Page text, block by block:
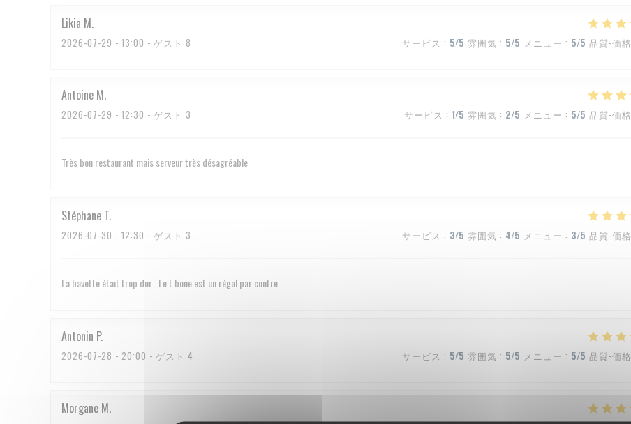
Likia M
2026-07-29 - 13:00 - ゲスト 8 サービス : 5/5 雰囲気 : 5/5 メニュー : 5/5 品質-価格
Antoine M
2026-07-29 - 12:30 - ゲスト 3 サービス : 1/5 雰囲気 : 2/5 メニュー : 5/5 品質-価格
Très bon restaurant mais serveur très désagréable
Stéphane T
2026-07-30 - 12:30 - ゲスト 3 サービス : 3/5 雰囲気 : 4/5 メニュー : 3/5 品質-価格
La bavette était trop dur . Le t bone est un régal par contre .
Antonin P
2026-07-28 - 20:00 - ゲスト 4 サービス : 5/5 雰囲気 : 5/5 メニュー : 5/5 品質-価格
Morgane M